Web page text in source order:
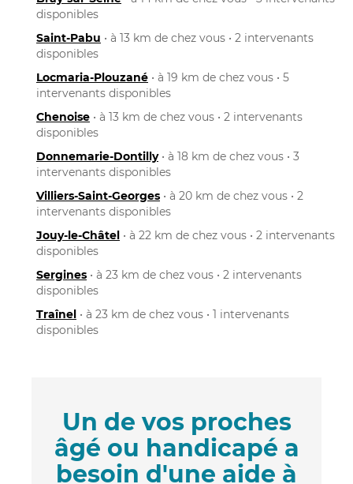
disponibles
Saint-Pabu • à 13 km de chez vous • 2 intervenants
disponibles
Locmaria-Plouzané • à 19 km de chez vous • 5
intervenants disponibles
Chenoise • à 13 km de chez vous • 2 intervenants
disponibles
Donnemarie-Dontilly• à 18 km de chez vous • 3
intervenants disponibles
Villiers-Saint-Georges • à 20 km de chez vous • 2
intervenants disponibles
Jouy-le-Châtel • à 22 km de chez vous • 2 intervenants
disponibles
Sergines • à 23 km de chez vous • 2 intervenants
disponibles
Traînel • à 23 km de chez vous • 1 intervenants
disponibles
Un de vos proches
âgé ou handicapé a
besoin d'une aide à